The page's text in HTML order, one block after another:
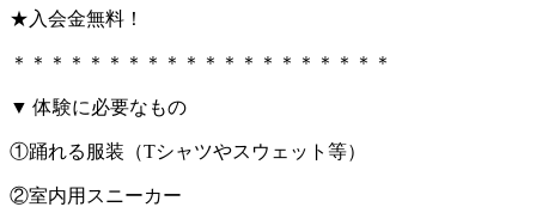
★入会金無料！
＊＊＊＊＊＊＊＊＊＊＊＊＊＊＊＊＊＊＊＊
▼ 体験に必要なもの
①踊れる服装（Tシャツやスウェット等）
②室内用スニーカー